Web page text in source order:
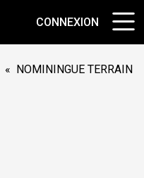
CONNEXION
« NOMININGUE TERRAIN